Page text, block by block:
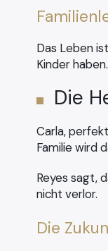
Das Leben
Kinder
Die
Carla,
Familie wird
Reyes sagt,
nicht verlor.
Die